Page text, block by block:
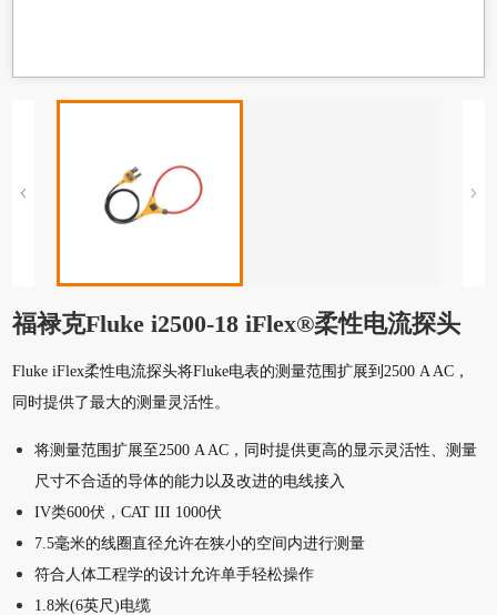
福禄克Fluke i2500-18 iFlex®柔性电流探头
Fluke iFlex柔性电流探头将Fluke电表的测量范围扩展到2500 A AC，
同时提供了最大的测量灵活性。
将测量范围扩展至2500 A AC，同时提供更高的显示灵活性、测量
尺寸不合适的导体的能力以及改进的电线接入
IV类600伏，CAT III 1000伏
7.5毫米的线圈直径允许在狭小的空间内进行测量
符合人体工程学的设计允许单手轻松操作
1.8米(6英尺)电缆